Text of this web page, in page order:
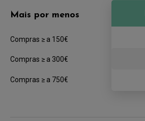
Mais por menos
Compras ≥ a 150€
Compras ≥ a 300€
Compras ≥ a 750€